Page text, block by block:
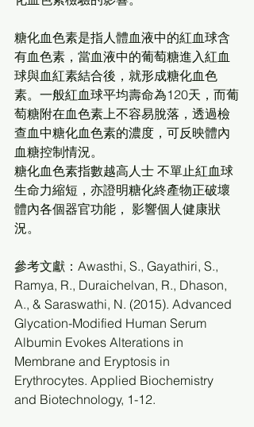
糖化血色素是指人體血液中的紅血球含
有血色素，當血液中的葡萄糖進入紅血
球與血紅素結合後，就形成糖化血色
素。一般紅血球平均壽命為120天，而葡
萄糖附在血色素上不容易脫落，透過檢
查血中糖化血色素的濃度，可反映體內
血糖控制情況。
糖化血色素指數越高人士 不單止紅血球
生命力縮短，亦證明糖化終產物正破壞
體內各個器官功能， 影響個人健康狀
況。
參考文獻：Awasthi, S., Gayathiri, S.,
Ramya, R., Duraichelvan, R., Dhason,
A., & Saraswathi, N. (2015). Advanced
Glycation-Modified Human Serum
Albumin Evokes Alterations in
Membrane and Eryptosis in
Erythrocytes. Applied Biochemistry
and Biotechnology, 1-12.